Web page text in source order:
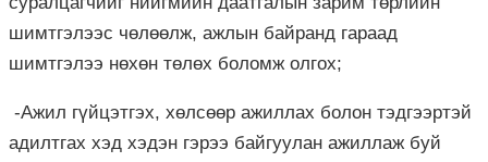
шимтгэлээс чөлөөлж, ажлын байранд гараад
шимтгэлээ нөхөн төлөх боломж олгох;
-Ажил гүйцэтгэх, хөлсөөр ажиллах болон тэдгээртэй
адилтгах хэд хэдэн гэрээ байгуулан ажиллаж буй